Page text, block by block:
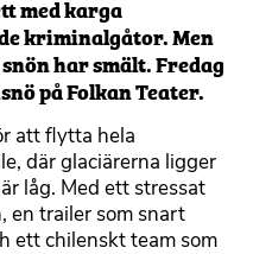
med karga
kriminalgåtor. Men
har smält. Fredag
på Folkan Teater.
att flytta hela
där glaciärerna ligger
låg. Med ett stressat
en trailer som snart
ett chilenskt team som